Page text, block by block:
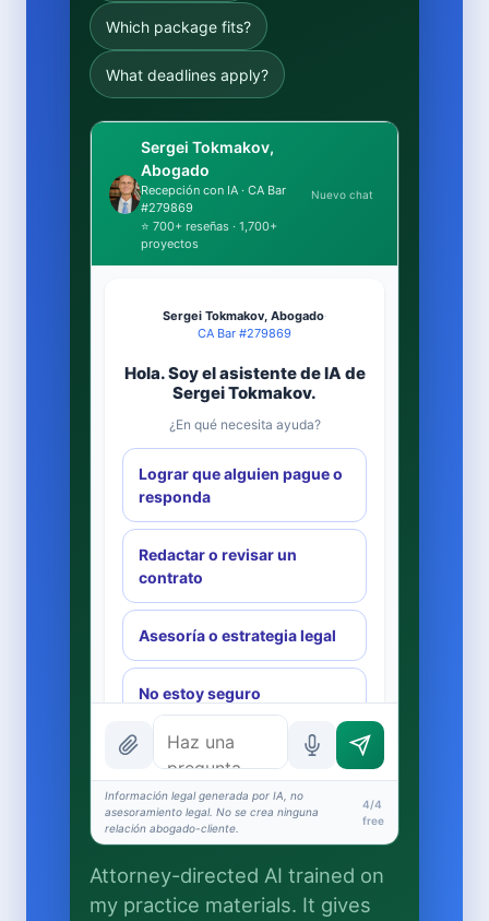
Which package fits?
What deadlines apply?
Sergei Tokmakov,
Abogado
Recepción con IA · CA Bar
#279869
⭐ 700+ reseñas · 1,700+
proyectos
Nuevo chat
Sergei Tokmakov, Abogado·
CA Bar #279869
Hola. Soy el asistente de IA de
Sergei Tokmakov.
¿En qué necesita ayuda?
Lograr que alguien pague o
responda
Redactar o revisar un
contrato
Asesoría o estrategia legal
No estoy seguro
INSTANT ANSWERS
What is the AI Legal Analyst?
How attorney review works
What does it cost?
Is this legal advice?
Información legal generada por IA, no
asesoramiento legal. No se crea ninguna
relación abogado-cliente.
4/4
free
Attorney-directed AI trained on
my practice materials. It gives